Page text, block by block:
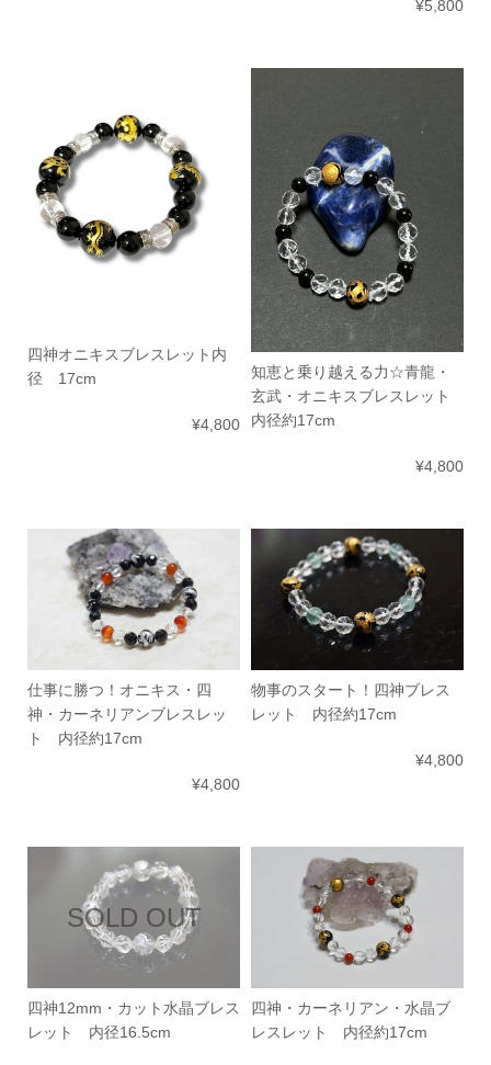
¥5,800
四神オニキスブレスレット内
径 17cm
¥4,800
知恵と乗り越える力☆青龍・
玄武・オニキスブレスレット
内径約17cm
¥4,800
仕事に勝つ！オニキス・四
神・カーネリアンブレスレッ
ト 内径約17cm
¥4,800
物事のスタート！四神ブレス
レット 内径約17cm
¥4,800
SOLD OUT
四神12mm・カット水晶ブレス
レット 内径16.5cm
四神・カーネリアン・水晶ブ
レスレット 内径約17cm